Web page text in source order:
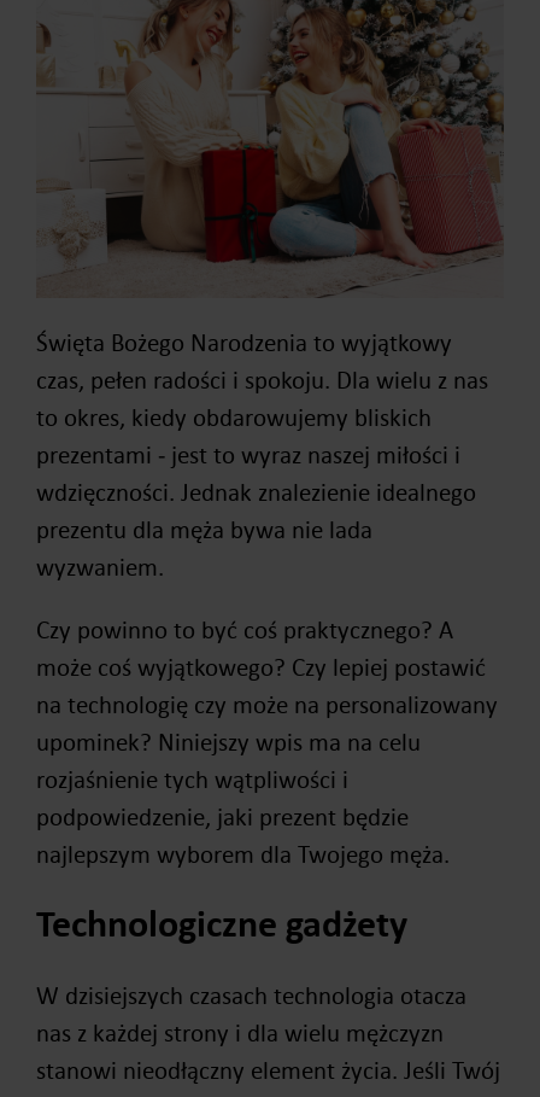
Święta Bożego Narodzenia to wyjątkowy
czas, pełen radości i spokoju. Dla wielu z nas
to okres, kiedy obdarowujemy bliskich
prezentami ‒ jest to wyraz naszej miłości i
wdzięczności. Jednak znalezienie idealnego
prezentu dla męża bywa nie lada
wyzwaniem.
Czy powinno to być coś praktycznego? A
może coś wyjątkowego? Czy lepiej postawić
na technologię czy może na personalizowany
upominek? Niniejszy wpis ma na celu
rozjaśnienie tych wątpliwości i
podpowiedzenie, jaki prezent będzie
najlepszym wyborem dla Twojego męża.
Technologiczne gadżety
W dzisiejszych czasach technologia otacza
nas z każdej strony i dla wielu mężczyzn
stanowi nieodłączny element życia. Jeśli Twój